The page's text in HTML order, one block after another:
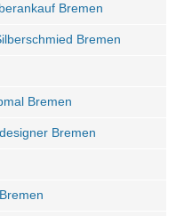
Bremen
Bremen
Bremen
Bremen